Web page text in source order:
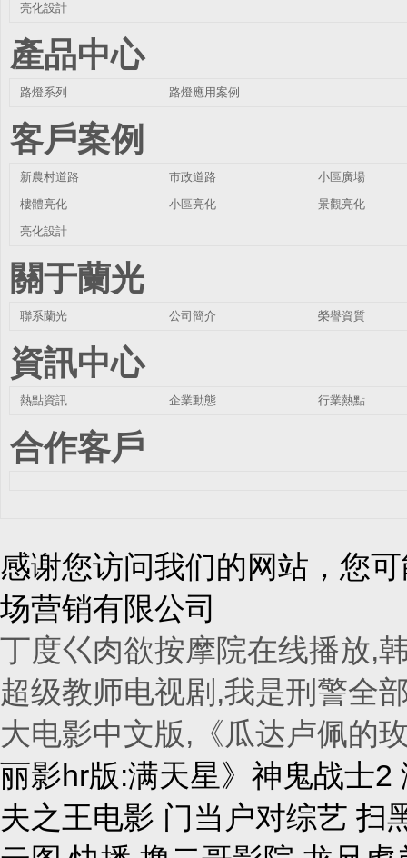
亮化設計
產品中心
路燈系列 路燈應用案例
客戶案例
新農村道路 市政道路
小區廣場
樓體亮化
小區亮化
景觀亮化
亮化設計
關于蘭光
聯系蘭光 公司簡介 榮譽資質
資訊中心
熱點資訊 企業動態 行業熱點
合作客戶
感谢您访问我们的网站，您
场营销有限公司
丁度巜肉欲按摩院在线播放,
超级教师电视剧,我是刑警全
大电影中文版,《瓜达卢佩的